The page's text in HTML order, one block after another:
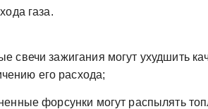
газа.
свечи зажигания могут ухудшить
его расхода;
форсунки могут распылять